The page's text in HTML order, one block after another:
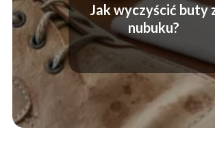
Jak wyczyścić buty
nubuku?